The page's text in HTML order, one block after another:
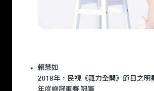
賴慧如
2018年，民視《舞力全開》節目之明